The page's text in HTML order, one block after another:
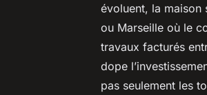
évoluent, la maison
ou Marseille où le
travaux facturés
dope
pas seulement les